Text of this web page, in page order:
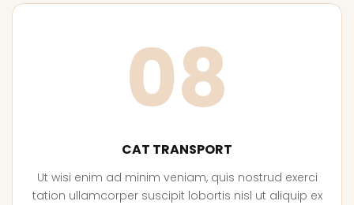
08
CAT TRANSPORT
Ut wisi enim ad minim veniam, quis nostrud exerci
tation ullamcorper suscipit lobortis nisl ut aliquip ex